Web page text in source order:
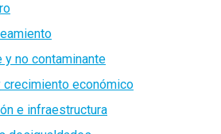
y no contaminante
crecimiento económico
e infraestructura